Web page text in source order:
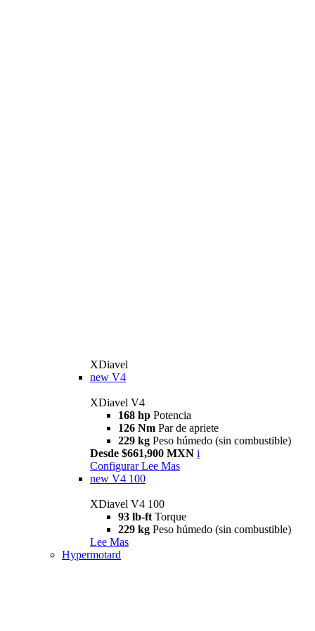
XDiavel
new V4
XDiavel V4
168 hp Potencia
126 Nm Par de apriete
229 kg Peso húmedo (sin combustible)
Desde $661,900 MXN i
Configurar Lee Mas
new V4 100
XDiavel V4 100
93 lb-ft Torque
229 kg Peso húmedo (sin combustible)
Lee Mas
Hypermotard